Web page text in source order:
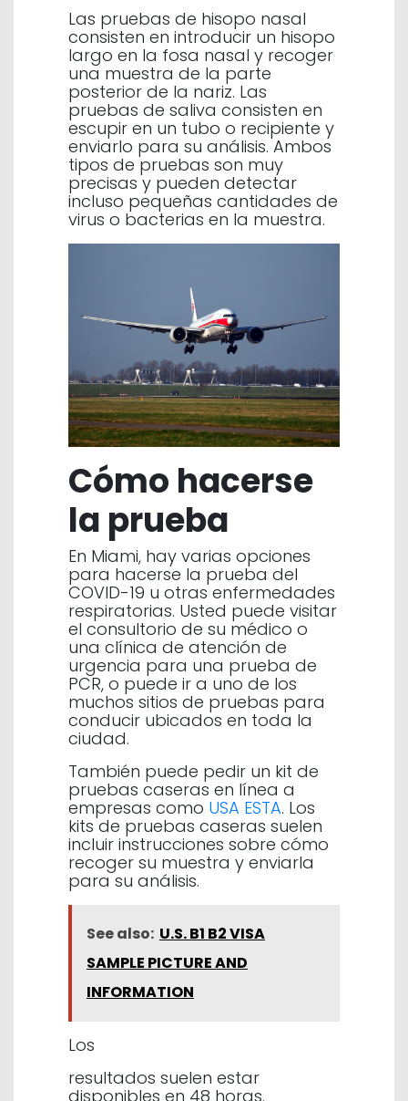
Las pruebas de hisopo nasal
consisten en introducir un hisopo
largo en la fosa nasal y recoger
una muestra de la parte
posterior de la nariz. Las
pruebas de saliva consisten en
escupir en un tubo o recipiente y
enviarlo para su análisis. Ambos
tipos de pruebas son muy
precisas y pueden detectar
incluso pequeñas cantidades de
virus o bacterias en la muestra.
Cómo hacerse
la prueba
En Miami, hay varias opciones
para hacerse la prueba del
COVID-19 u otras enfermedades
respiratorias. Usted puede visitar
el consultorio de su médico o
una clínica de atención de
urgencia para una prueba de
PCR, o puede ir a uno de los
muchos sitios de pruebas para
conducir ubicados en toda la
ciudad.
También puede pedir un kit de
pruebas caseras en línea a
empresas como USA ESTA. Los
kits de pruebas caseras suelen
incluir instrucciones sobre cómo
recoger su muestra y enviarla
para su análisis.
See also: U.S. B1 B2 VISA
SAMPLE PICTURE AND
INFORMATION
Los
resultados suelen estar
disponibles en 48 horas.